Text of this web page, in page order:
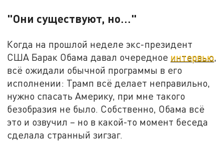
"Они существуют, но…"
Когда на прошлой неделе экс-президент
США Барак Обама давал очередное интервью,
всё ожидали обычной программы в его
исполнении: Трамп всё делает неправильно,
нужно спасать Америку, при мне такого
безобразия не было. Собственно, Обама всё
это и озвучил – но в какой-то момент беседа
сделала странный зигзаг.